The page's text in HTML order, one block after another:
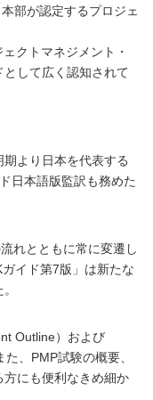
部が認定するプロジェ
クトマネジメント・
して広く認知されて
より日本を代表する
日本語版監訳も務めた
れとともに常に変遷し
イド第7版」は新たな
Outline）および
、PMP試験の概要、
にも便利なきめ細か